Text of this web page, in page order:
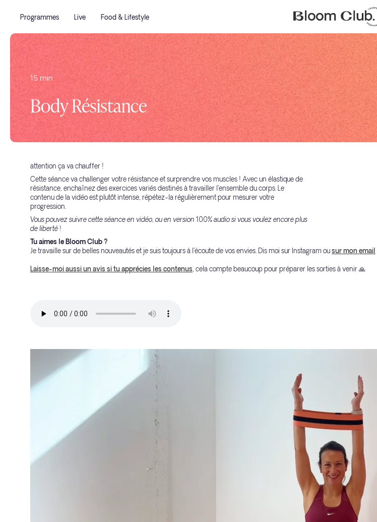
Programmes Live Food & Lifestyle
15 min
Body Résistance
attention ça va chauffer !
Cette séance va challenger votre résistance et surprendre vos muscles ! Avec un élastique de
résistance, enchaînez des exercices variés destinés à travailler l'ensemble du corps. Le
contenu de la vidéo est plutôt intense, répétez-la régulièrement pour mesurer votre
progression.
Vous pouvez suivre cette séance en vidéo, ou en version 100% audio si vous voulez encore plus
de liberté !
Tu aimes le Bloom Club ?
Je travaille sur de belles nouveautés et je suis toujours à l'écoute de vos envies. Dis moi sur Instagram ousur mon email
Laisse-moi aussi un avis si tu apprécies les contenus, cela compte beaucoup pour préparer les sorties à venir 🙏